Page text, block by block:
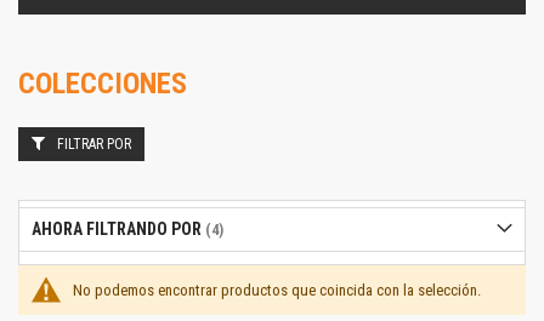
COLECCIONES
No podemos encontrar productos que coincida con la selección.
FILTRAR POR
AHORA FILTRANDO POR